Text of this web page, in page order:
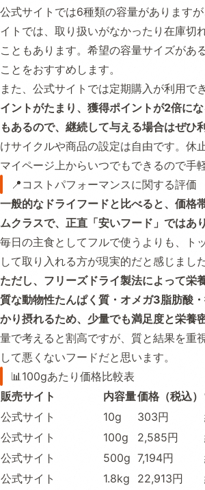
公式サイトでは6種類の容量があります
イトでは、取り扱いがなかったり在庫切
こともあります。希望の容量サイズがあ
ことをおすすめします。
また、公式サイトでは定期購入が利用でき
イントがたまり、獲得ポイントが2倍に
もあるので、継続して与える場合はぜひ
けサイクルや商品の設定は自由です。休
マイページ上からいつでもできるので手
📍コストパフォーマンスに関する評価
一般的なドライフードと比べると、価格
ムクラスで、正直「安いフード」ではあ
毎日の主食としてフルで使うよりも、ト
して取り入れる方が現実的だと感じました
ただし、フリーズドライ製法によって栄
質な動物性たんぱく質・オメガ3脂肪酸
かり摂れるため、少量でも満足度と栄養
量で考えると割高ですが、質と結果を重
して悪くないフードだと思います。
📊100gあたり価格比較表
販売サイト
内容量価格（税込）
公式サイト
10g 303円
公式サイト
100g 2,585円
公式サイト
500g 7,194円
公式サイト
1.8kg 22,913円